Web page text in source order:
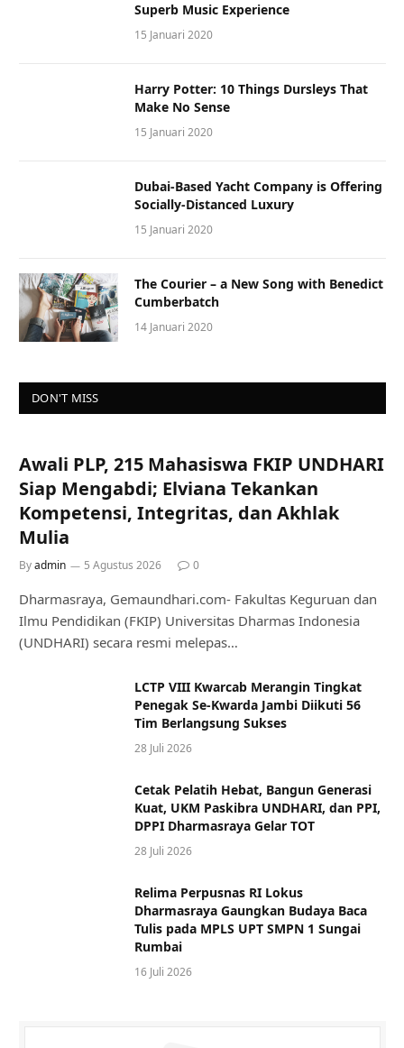
Superb Music Experience
15 Januari 2020
Harry Potter: 10 Things Dursleys That
Make No Sense
15 Januari 2020
Dubai-Based Yacht Company is Offering
Socially-Distanced Luxury
15 Januari 2020
The Courier – a New Song with Benedict
Cumberbatch
14 Januari 2020
DON'T MISS
Awali PLP, 215 Mahasiswa FKIP UNDHARI
Siap Mengabdi; Elviana Tekankan
Kompetensi, Integritas, dan Akhlak
Mulia
Byadmin 5 Agustus 2026 0
Dharmasraya, Gemaundhari.com- Fakultas Keguruan dan
Ilmu Pendidikan (FKIP) Universitas Dharmas Indonesia
(UNDHARI) secara resmi melepas…
LCTP VIII Kwarcab Merangin Tingkat
Penegak Se-Kwarda Jambi Diikuti 56
Tim Berlangsung Sukses
28 Juli 2026
Cetak Pelatih Hebat, Bangun Generasi
Kuat, UKM Paskibra UNDHARI, dan PPI,
DPPI Dharmasraya Gelar TOT
28 Juli 2026
Relima Perpusnas RI Lokus
Dharmasraya Gaungkan Budaya Baca
Tulis pada MPLS UPT SMPN 1 Sungai
Rumbai
16 Juli 2026